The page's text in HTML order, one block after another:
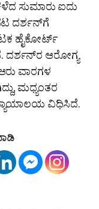
ಸುಮಾರು ಐದು
ದರ್ಶನ್​ಗೆ
ಹೈಕೋರ್ಟ್
ದರ್ಶನ್​ರ ಆರೋಗ್ಯ
ವಾರಗಳ
ಮಧ್ಯಂತರ
ನ್ಯಾಯಾಲಯ ವಿಧಿಸಿದೆ.